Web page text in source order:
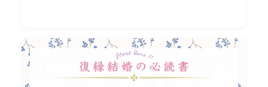
Mental Set To Do & Action